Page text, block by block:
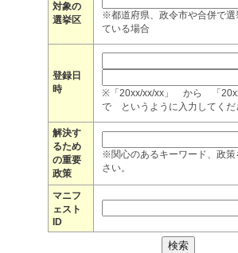
対象の
選挙区
※都道府県、政令市や合併で選
ている場合
登録日
時
※「20xx/xx/xx」 から 「
で というように入力してくだ
解決す
るため
の重要
政策
※関心のあるキーワード、政策
さい。
マニフ
ェスト
ID